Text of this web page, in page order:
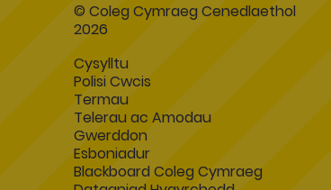
© Coleg Cymraeg Cenedlaethol
2026
Cysylltu
Polisi Cwcis
Termau
Telerau ac Amodau
Gwerddon
Esboniadur
Blackboard Coleg Cymraeg